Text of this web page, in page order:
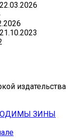
22.03.2026
21.10.2023
издательства
ЗИНЫ